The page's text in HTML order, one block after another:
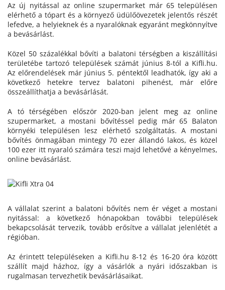
Az új nyitással az online szupermarket már 65 településen
elérhető a tópart és a környező üdülőövezetek jelentős részét
lefedve, a helyieknek és a nyaralóknak egyaránt megkönnyítve
a bevásárlást.
Közel 50 százalékkal bővíti a balatoni térségben a kiszállítási
területébe tartozó települések számát június 8-tól a Kifli.hu.
Az előrendelések már június 5. péntektől leadhatók, így aki a
következő hetekre tervez balatoni pihenést, már előre
összeállíthatja a bevásárlását.
A tó térségében először 2020-ban jelent meg az online
szupermarket, a mostani bővítéssel pedig már 65 Balaton
környéki településen lesz elérhető szolgáltatás. A mostani
bővítés önmagában mintegy 70 ezer állandó lakos, és közel
100 ezer itt nyaraló számára teszi majd lehetővé a kényelmes,
online bevásárlást.
A vállalat szerint a balatoni bővítés nem ér véget a mostani
nyitással: a következő hónapokban további települések
bekapcsolását tervezik, tovább erősítve a vállalat jelenlétét a
régióban.
Az érintett településeken a Kifli.hu 8-12 és 16-20 óra között
szállít majd házhoz, így a vásárlók a nyári időszakban is
rugalmasan tervezhetik bevásárlásaikat.